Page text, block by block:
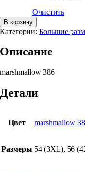
Очистить
Количество
товара
Пижама
Velvet
Pleasures,
386,
размеры
В корзину
Категории: Большие
Описание
marshmallow 386
Детали
Цвет marshmallow
Размеры 54 (3XL), 56